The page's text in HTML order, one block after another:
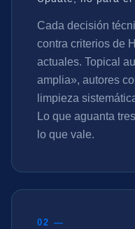
Cada decisión
contra criterios de
actuales. Topical
amplia», autores
limpieza
Lo que aguanta
lo que vale.
02 —